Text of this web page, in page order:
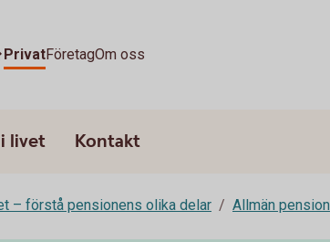
PrivatFöretagOm oss
livet Kontakt
– förstå pensionens olika delar Allmän pension